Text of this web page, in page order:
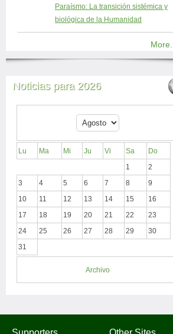
Paraísmo: La transición sistémica y
biológica de la Humanidad
More...
Noticias para 2026
Lu Ma Mi Ju Vi Sa
Do
1
2
3
4 5 6 7 8
9
10
11 12 13 14 15
16
17
18 19 20 21 22
23
24
25 26 27 28 29
30
31
Archivo